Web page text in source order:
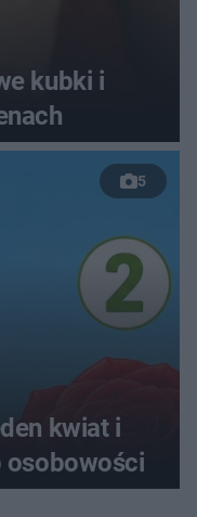
kubki i
5
kwiat i
osobowości